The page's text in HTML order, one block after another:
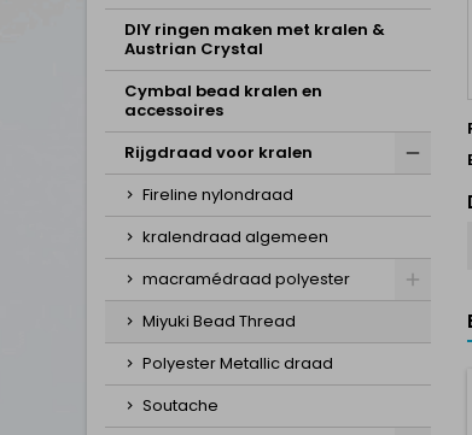
DIY ringen maken met kralen &
Austrian Crystal
Cymbal bead kralen en
accessoires
Rijgdraad voor kralen
Fireline nylondraad
kralendraad algemeen
macramédraad polyester
Miyuki Bead Thread
Polyester Metallic draad
Soutache